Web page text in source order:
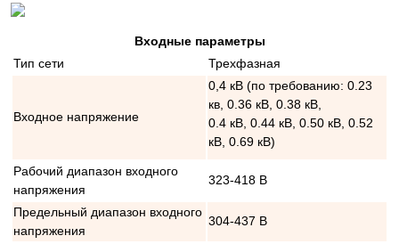
Входные параметры
Тип сети
Трехфазная
Входное напряжение
0,4 кВ (по требованию: 0.23
кв, 0.36 кВ, 0.38 кВ,
0.4 кВ, 0.44 кВ, 0.50 кВ, 0.52
кВ, 0.69 кВ)
Рабочий диапазон входного
напряжения
323-418 В
Предельный диапазон входного
напряжения
304-437 В